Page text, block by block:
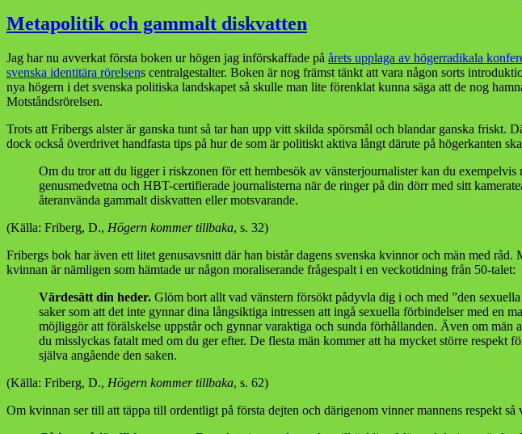
Metapolitik och gammalt diskvatten
Jag har nu avverkat första boken ur högen jag införskaffade på årets upplaga av högerradikala
svenska identitära rörelsens centralgestalter. Boken är nog främst tänkt att vara någon sorts
nya högern i det svenska politiska landskapet så skulle man lite förenklat kunna säga att de nog
Motståndsrörelsen.
Trots att Fribergs alster är ganska tunt så tar han upp vitt skilda spörsmål och blandar ganska
dock också överdrivet handfasta tips på hur de som är politiskt aktiva långt därute på högerkanten
Om du tror att du ligger i riskzonen för ett hembesök av vänsterjournalister kan du
genusmedvetna och HBT-certifierade journalisterna när de ringer på din dörr med sitt
återanvända gammalt diskvatten eller motsvarande.
(Källa: Friberg, D., Högern kommer tillbaka, s. 32)
Fribergs bok har även ett litet genusavsnitt där han bistår dagens svenska kvinnor och män med
kvinnan är nämligen som hämtade ur någon moraliserande frågespalt i en veckotidning från 50-talet:
Värdesätt din heder. Glöm bort allt vad vänstern försökt pådyvla dig i och med ”den
saker som att det inte gynnar dina långsiktiga intressen att ingå sexuella förbindelser med en
möjliggör att förälskelse uppstår och gynnar varaktiga och sunda förhållanden. Även om män
du misslyckas fatalt med om du ger efter. De flesta män kommer att ha mycket större
själva angående den saken.
(Källa: Friberg, D., Högern kommer tillbaka, s. 62)
Om kvinnan ser till att täppa till ordentligt på första dejten och därigenom vinner mannens respekt